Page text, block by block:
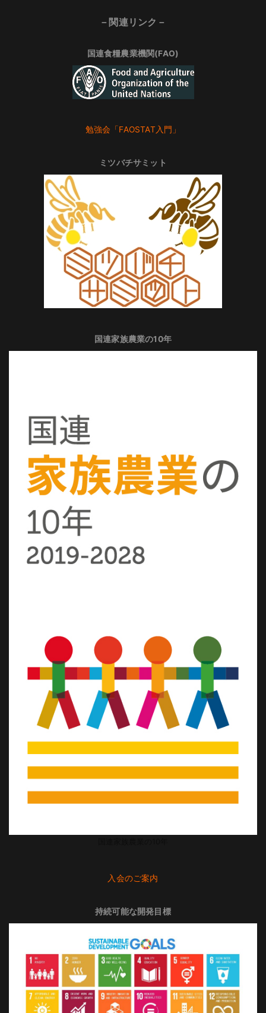
－関連リンク－
国連食糧農業機関(FAO)
勉強会「FAOSTAT入門」
ミツバチサミット
国連家族農業の10年
入会のご案内
持続可能な開発目標